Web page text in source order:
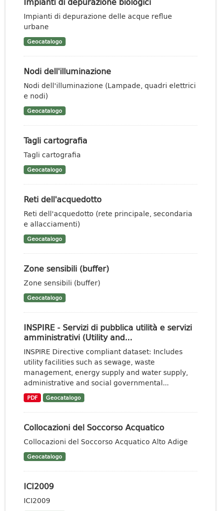
Impianti di depurazione delle acque reflue
urbane
Geocatalogo
Nodi dell'illuminazione
Nodi dell'illuminazione (Lampade, quadri elettrici
e nodi)
Geocatalogo
Tagli cartografia
Tagli cartografia
Geocatalogo
Reti dell'acquedotto
Reti dell'acquedotto (rete principale, secondaria
e allacciamenti)
Geocatalogo
Zone sensibili (buffer)
Zone sensibili (buffer)
Geocatalogo
INSPIRE - Servizi di pubblica utilità e servizi
amministrativi (Utility and...
INSPIRE Directive compliant dataset: Includes
utility facilities such as sewage, waste
management, energy supply and water supply,
administrative and social governmental...
PDF Geocatalogo
Collocazioni del Soccorso Acquatico
Collocazioni del Soccorso Acquatico Alto Adige
Geocatalogo
ICI2009
ICI2009